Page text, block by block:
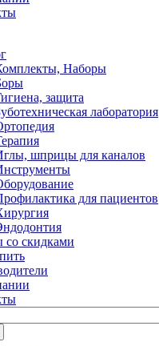
Наборы
защита
лаборатория
шприцы для каналов
для пациентов
со скидками